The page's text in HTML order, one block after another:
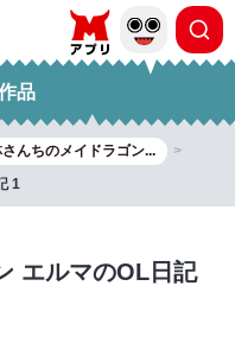
品
んちのメイドラゴン...
1
エルマのOL日記